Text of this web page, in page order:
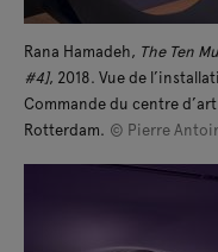
Rana Hamadeh, The Ten
#4], 2018. Vue de
Commande du centre
Rotterdam. © Pierre